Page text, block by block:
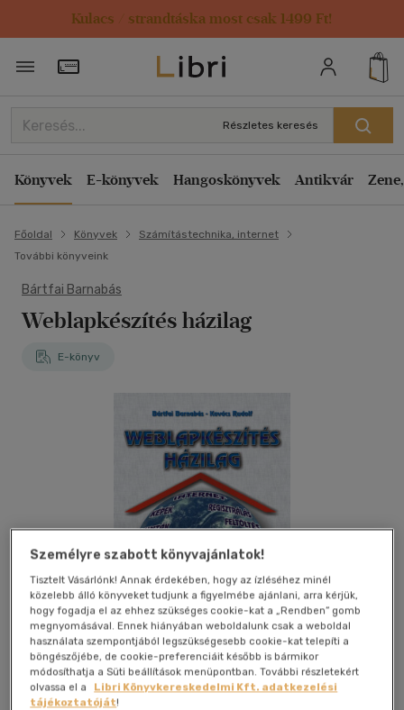
Kulacs / strandtáska most csak 1499 Ft!
Törzsvásárlói Kártya adatai
Részletes keresés
Könyvek E-könyvek Hangoskönyvek Antikvár
Főoldal Könyvek
Számítástechnika, internet
További könyveink
Bártfai Barnabás
Weblapkészítés házilag
E-könyv
Beleolvasok
Személyre szabott könyvajánlatok!
Tisztelt Vásárlónk! Annak érdekében, hogy az ízléséhez minél
közelebb álló könyveket tudjunk a figyelmébe ajánlani, arra kérjük,
hogy fogadja el az ehhez szükséges cookie-kat a „Rendben” gomb
megnyomásával. Ennek hiányában weboldalunk csak a weboldal
használata szempontjából legszükségesebb cookie-kat telepíti a
böngészőjébe, de cookie-preferenciáit később is bármikor
módosíthatja a Süti beállítások menüpontban. További részletekért
olvassa el a
Libri Könyvkereskedelmi Kft. adatkezelési
tájékoztatóját!